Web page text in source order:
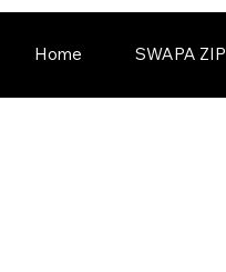
Home SWAPA ZIP